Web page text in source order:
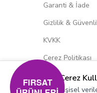
Garanti & İade
Gizlilik &
KVKK
Çerez Politikası
Çerez
Kişisel
FIRSAT